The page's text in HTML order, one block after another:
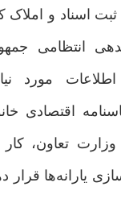
اسناد و املاک
انتظامی
مورد
اقتصادی
وزارت تعاون،
یارانه‌ها قرار